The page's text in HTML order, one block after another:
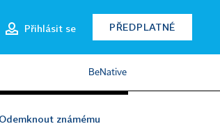
Přihlásit se PŘEDPLATNÉ
BeNative
Odemknout známému